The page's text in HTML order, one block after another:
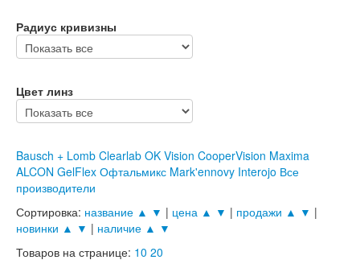
Корзина
Радиус кривизны
Цвет линз
Bausch + Lomb Clearlab OK Vision CooperVision Maxima
ALCON GelFlex Офтальмикс Mark'ennovy Interojo Все
производители
Сортировка: название ▲ ▼ | цена ▲ ▼ | продажи ▲ ▼ |
новинки ▲ ▼ | наличие ▲ ▼
Товаров на странице: 10 20